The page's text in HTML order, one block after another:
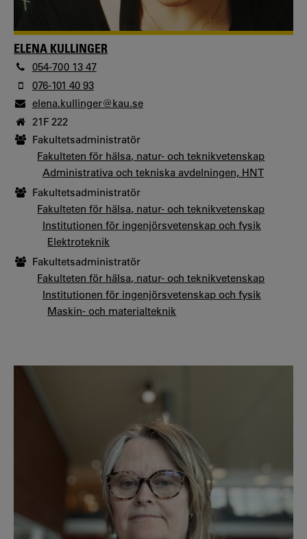
ELENA KULLINGER
054-700 13 47
076-101 40 93
elena.kullinger@kau.se
21F 222
Fakultetsadministratör
Fakulteten för hälsa, natur- och teknikvetenskap
Administrativa och tekniska avdelningen, HNT
Fakultetsadministratör
Fakulteten för hälsa, natur- och teknikvetenskap
Institutionen för ingenjörsvetenskap och fysik
Elektroteknik
Fakultetsadministratör
Fakulteten för hälsa, natur- och teknikvetenskap
Institutionen för ingenjörsvetenskap och fysik
Maskin- och materialteknik